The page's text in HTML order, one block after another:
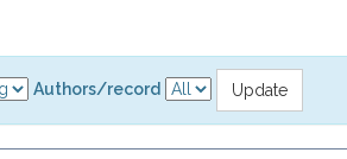
Authors/record